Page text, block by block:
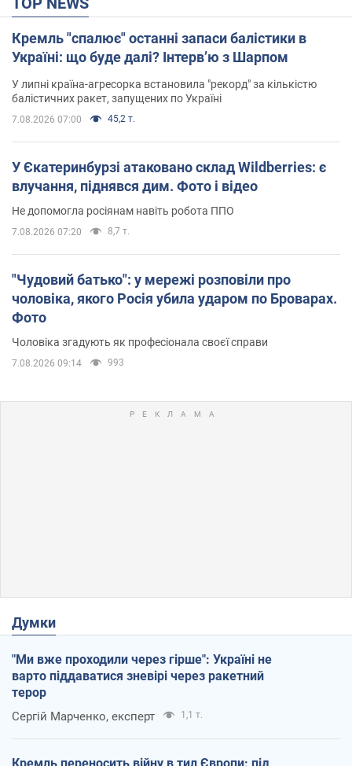
Кремль "спалює" останні запаси балістики в
Україні: що буде далі? Інтерв’ю з Шарпом
У липні країна-агресорка встановила "рекорд" за кількістю
балістичних ракет, запущених по Україні
7.08.2026 07:00 45,2 т.
У Єкатеринбурзі атаковано склад Wildberries: є
влучання, піднявся дим. Фото і відео
Не допомогла росіянам навіть робота ППО
7.08.2026 07:20 8,7 т.
"Чудовий батько": у мережі розповіли про
чоловіка, якого Росія убила ударом по Броварах.
Фото
Чоловіка згадують як професіонала своєї справи
7.08.2026 09:14 993
Думки
"Ми вже проходили через гірше": Україні не
варто піддаватися зневірі через ракетний
терор
Сергій Марченко, експерт 1,1 т.
Кремль переносить війну в тил Європи: під